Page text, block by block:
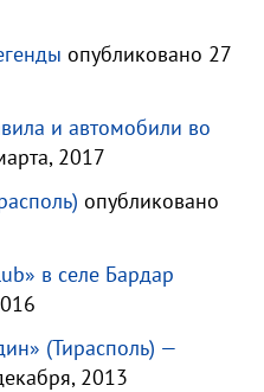
опубликовано 27
и автомобили во
2017
опубликовано
в селе Бардар
(Тирасполь) —
2013